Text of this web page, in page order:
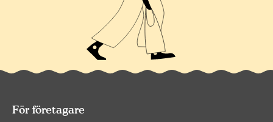
För företagare